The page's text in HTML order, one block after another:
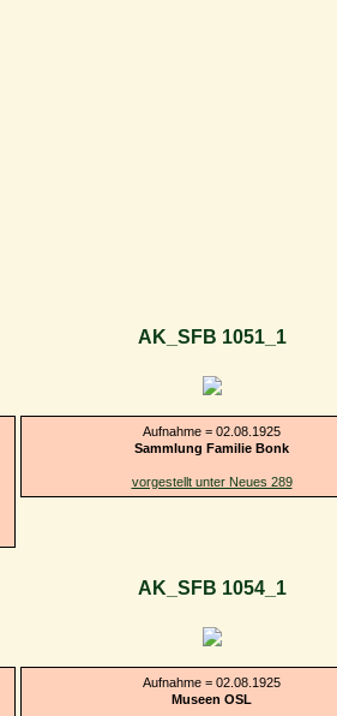
AK_SFB 1051_1
Aufnahme = 02.08.1925
Sammlung Familie Bonk
vorgestellt unter Neues 289
AK_SFB 1054_1
Aufnahme = 02.08.1925
Museen OSL